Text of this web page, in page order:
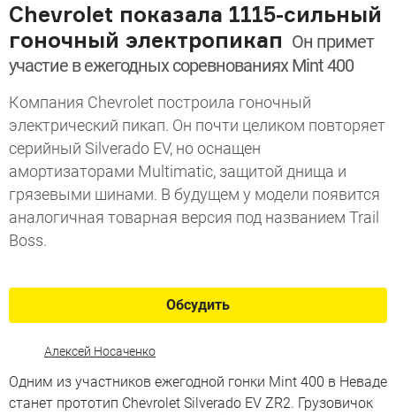
Chevrolet показала 1115-сильный
гоночный электропикап Он примет
участие в ежегодных соревнованиях Mint 400
Компания Chevrolet построила гоночный
электрический пикап. Он почти целиком повторяет
серийный Silverado EV, но оснащен
амортизаторами Multimatic, защитой днища и
грязевыми шинами. В будущем у модели появится
аналогичная товарная версия под названием Trail
Boss.
Обсудить
Алексей Носаченко
Одним из участников ежегодной гонки Mint 400 в Неваде
станет прототип Chevrolet Silverado EV ZR2. Грузовичок